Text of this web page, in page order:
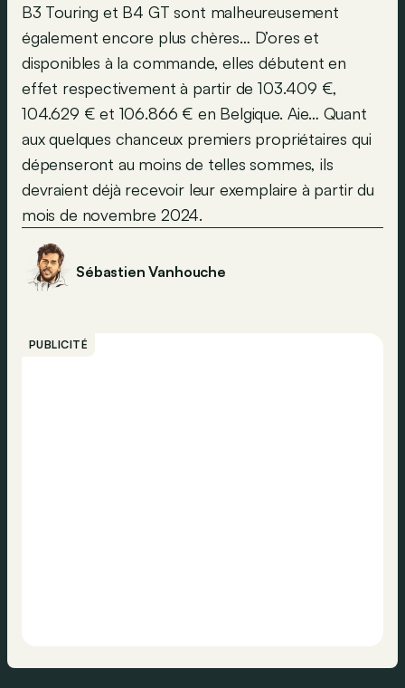
B3 Touring et B4 GT sont malheureusement
également encore plus chères… D’ores et
disponibles à la commande, elles débutent en
effet respectivement à partir de 103.409 €,
104.629 € et 106.866 € en Belgique. Aie… Quant
aux quelques chanceux premiers propriétaires qui
dépenseront au moins de telles sommes, ils
devraient déjà recevoir leur exemplaire à partir du
mois de novembre 2024.
Sébastien Vanhouche
PUBLICITÉ